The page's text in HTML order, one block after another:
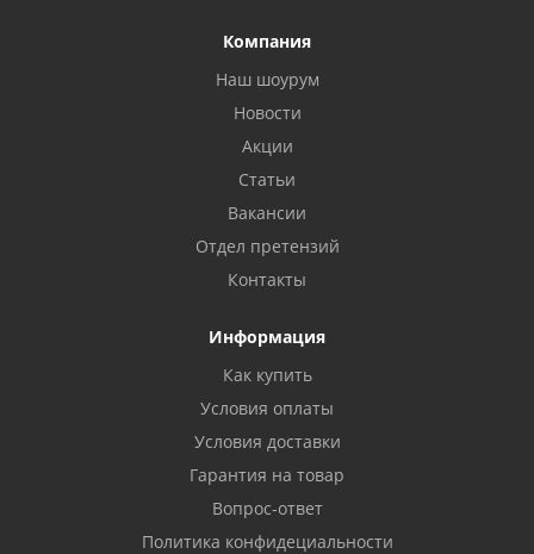
Компания
Наш шоурум
Новости
Акции
Статьи
Вакансии
Отдел претензий
Контакты
Информация
Как купить
Условия оплаты
Условия доставки
Гарантия на товар
Вопрос-ответ
Политика конфидециальности